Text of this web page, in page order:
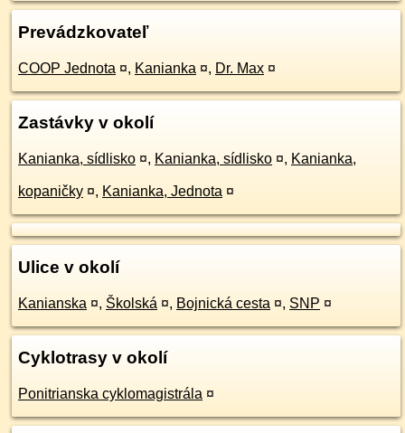
Prevádzkovateľ
COOP Jednota ¤, Kanianka ¤, Dr. Max ¤
Zastávky v okolí
Kanianka, sídlisko ¤, Kanianka, sídlisko ¤, Kanianka,
kopaničky ¤, Kanianka, Jednota ¤
Ulice v okolí
Kanianska ¤, Školská ¤, Bojnická cesta ¤, SNP ¤
Cyklotrasy v okolí
Ponitrianska cyklomagistrála ¤